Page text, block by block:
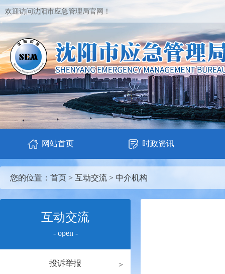
欢迎访问沈阳市应急管理局官网！
网站首页 时政资讯
您的位置： 首页 > 互动交流 > 中介机构
互动交流
- open -
投诉举报